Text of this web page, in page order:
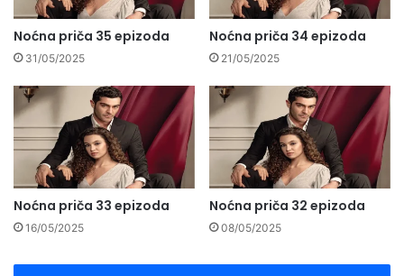
Noćna priča 35 epizoda
31/05/2025
Noćna priča 34 epizoda
21/05/2025
Noćna priča 33 epizoda
16/05/2025
Noćna priča 32 epizoda
08/05/2025